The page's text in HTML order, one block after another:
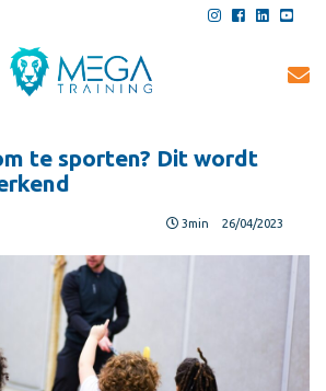
te sporten? Dit wordt
3min 26/04/2023